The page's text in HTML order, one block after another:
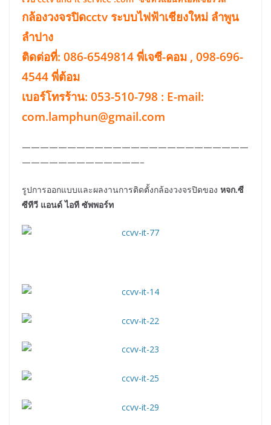
กล้องวงจรปิดcctv ระบบไฟฟ้าเชียงใหม่ ลำพูน
ลำปาง
ติดต่อที่: 086-6549814 พี่เจซี-คอม , 098-696-
4544 พี่ต้อม
เบอร์โทรร้าน: 053-510-798 : E-mail:
com.lamphun@gmail.com
—————————————————————————
—————————————–
รูปการออกแบบและผลงานการติดตั้งกล้องวงจรปิดของ หจก.ซี
ซีทีวี แอนด์ ไอที ซัพพอร์ท